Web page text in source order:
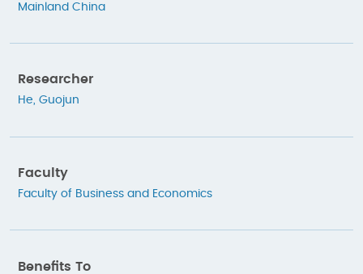
Mainland China
Researcher
He, Guojun
Faculty
Faculty of Business and Economics
Benefits To